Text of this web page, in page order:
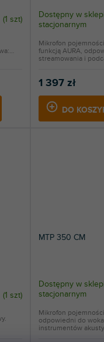
(1 szt)
Dostępny w
stacjonarnym
1 397 zł
DO
Mikrofon
funkcją AURA,
streamowania i
(1 szt)
MTP 350 CM
Dostępny w
stacjonarnym
Mikrofon
odpowiedni do
instrumentów